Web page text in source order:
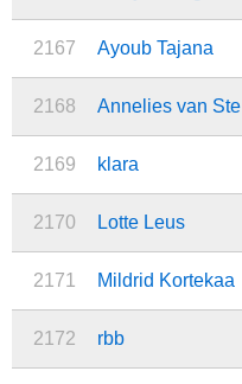
2167 Ayoub Tajana
2168 Annelies van Ste
2169 klara
2170 Lotte Leus
2171 Mildrid Kortekaa
2172 rbb